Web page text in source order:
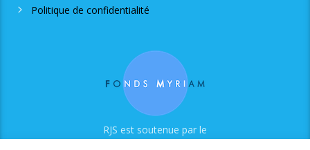
Politique de confidentialité
RJS est soutenue par le